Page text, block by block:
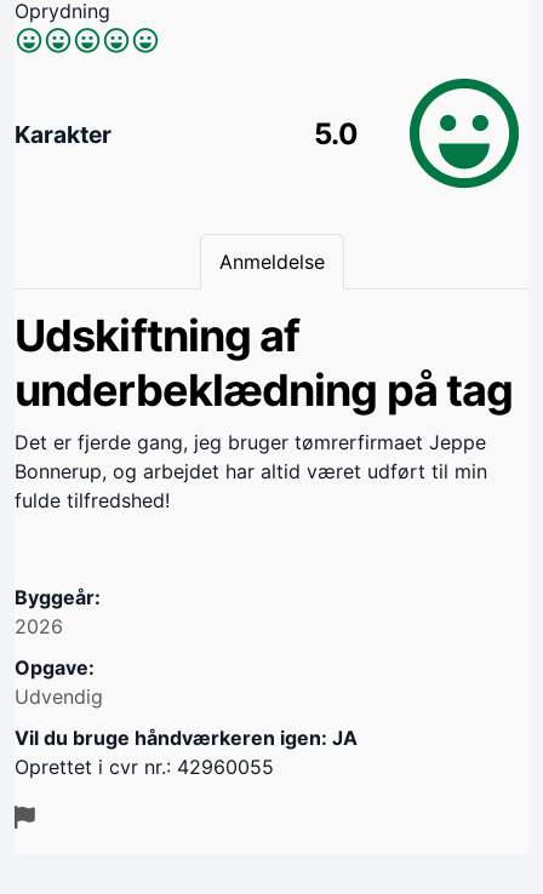
Oprydning
Karakter 5.0
Anmeldelse
Udskiftning af
underbeklædning på tag
Det er fjerde gang, jeg bruger tømrerfirmaet Jeppe
Bonnerup, og arbejdet har altid været udført til min
fulde tilfredshed!
Byggeår:
2026
Opgave:
Udvendig
Vil du bruge håndværkeren igen: JA
Oprettet i cvr nr.: 42960055